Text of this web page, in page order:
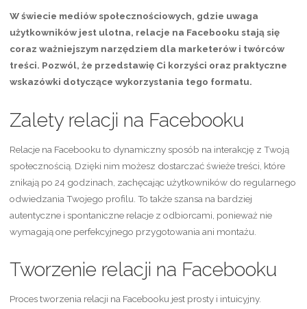
W świecie mediów społecznościowych, gdzie uwaga
użytkowników jest ulotna, relacje na Facebooku stają się
coraz ważniejszym narzędziem dla marketerów i twórców
treści. Pozwól, że przedstawię Ci korzyści oraz praktyczne
wskazówki dotyczące wykorzystania tego formatu.
Zalety relacji na Facebooku
Relacje na Facebooku to dynamiczny sposób na interakcję z Twoją
społecznością. Dzięki nim możesz dostarczać świeże treści, które
znikają po 24 godzinach, zachęcając użytkowników do regularnego
odwiedzania Twojego profilu. To także szansa na bardziej
autentyczne i spontaniczne relacje z odbiorcami, ponieważ nie
wymagają one perfekcyjnego przygotowania ani montażu.
Tworzenie relacji na Facebooku
Proces tworzenia relacji na Facebooku jest prosty i intuicyjny.